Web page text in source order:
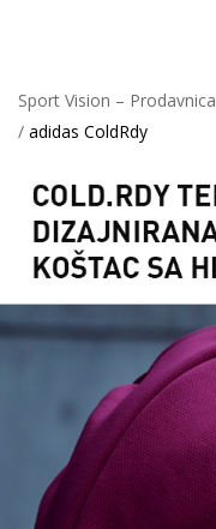
Sport Vision –
adidas ColdRdy